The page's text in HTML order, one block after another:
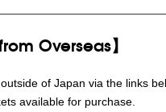
Overseas】
of Japan via the links
available for purchase.